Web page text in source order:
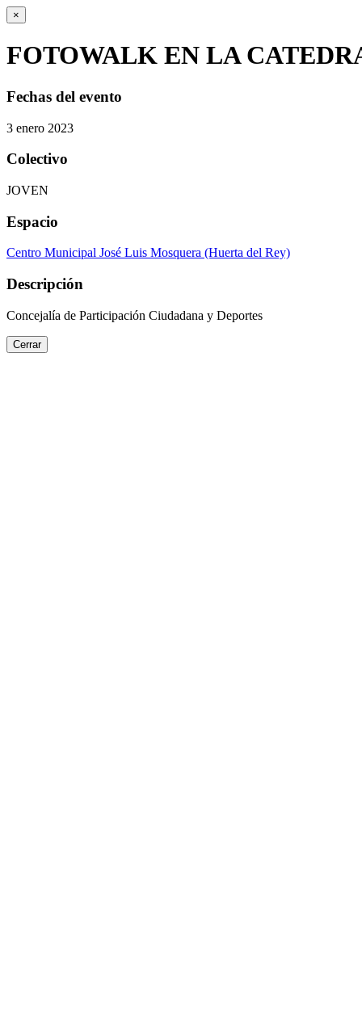
×
FOTOWALK EN LA
Fechas del evento
3 enero 2023
Colectivo
JOVEN
Espacio
Centro Municipal José Luis Mosquera (Huerta del Rey)
Descripción
Concejalía de Participación Ciudadana y Deportes
Cerrar